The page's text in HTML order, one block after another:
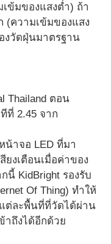
ข้มของแสงต่ำ) ถ้า
(ความเข้มของแสง
งวัดฝุ่นมาตรฐาน
Thailand ตอน
ที่ 2.45 จาก
น้าจอ LED ที่มา
ยงเตือนเมื่อค่าของ
นี้ KidBright รองรับ
Of Thing) ทำให้
ต่ละพื้นที่ที่วัดได้ผ่าน
าถึงได้อีกด้วย